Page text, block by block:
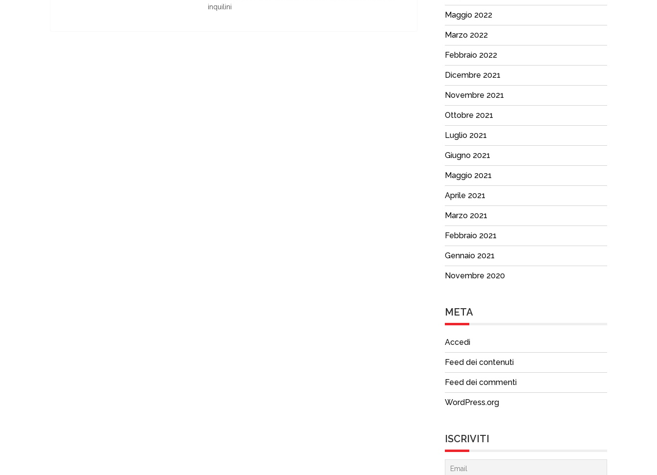
inquilini
Maggio 2022
Marzo 2022
Febbraio 2022
Dicembre 2021
Novembre 2021
Ottobre 2021
Luglio 2021
Giugno 2021
Maggio 2021
Aprile 2021
Marzo 2021
Febbraio 2021
Gennaio 2021
Novembre 2020
META
Accedi
Feed dei contenuti
Feed dei commenti
WordPress.org
ISCRIVITI